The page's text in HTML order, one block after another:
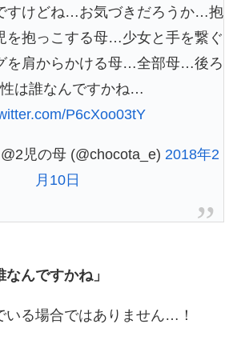
すけどね…お気づきだろうか…抱
を抱っこする母…少女と手を繋ぐ
を肩からかける母…全部母…後ろ
は誰なんですかね…
P6cXoo03tY
児の母 (@chocota_e) 2018年2
月10日
なんですかね」
いる場合ではありません…！